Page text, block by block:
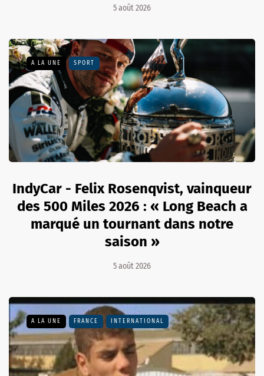
5 août 2026
A LA UNE SPORT
IndyCar - Felix Rosenqvist, vainqueur
des 500 Miles 2026 : « Long Beach a
marqué un tournant dans notre
saison »
5 août 2026
A LA UNE FRANCE INTERNATIONAL